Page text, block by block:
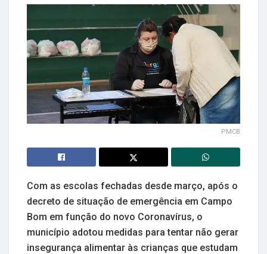
PMCB
Com as escolas fechadas desde março, após o
decreto de situação de emergência em Campo
Bom em função do novo Coronavírus, o
município adotou medidas para tentar não gerar
insegurança alimentar às crianças que estudam